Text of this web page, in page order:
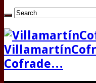
Cofrade…